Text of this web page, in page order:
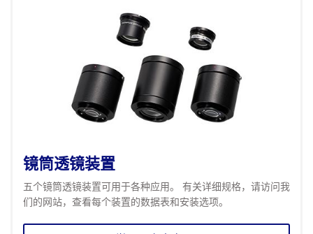
镜筒透镜装置
五个镜筒透镜装置可用于各种应用。 有关详细规格，请访问我
们的网站，查看每个装置的数据表和安装选项。